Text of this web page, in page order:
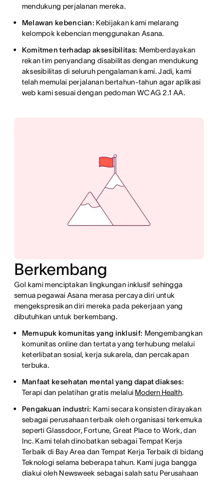
mendukung perjalanan mereka.
Melawan kebencian: Kebijakan kami melarang
kelompok kebencian menggunakan Asana.
Komitmen terhadap aksesibilitas: Memberdayakan
rekan tim penyandang disabilitas dengan mendukung
aksesibilitas di seluruh pengalaman kami. Jadi, kami
telah memulai perjalanan bertahun-tahun agar aplikasi
web kami sesuai dengan pedoman WCAG 2.1 AA.
Berkembang
Gol kami menciptakan lingkungan inklusif sehingga
semua pegawai Asana merasa percaya diri untuk
mengekspresikan diri mereka pada pekerjaan yang
dibutuhkan untuk berkembang.
Memupuk komunitas yang inklusif: Mengembangkan
komunitas online dan tertata yang terhubung melalui
keterlibatan sosial, kerja sukarela, dan percakapan
terbuka.
Manfaat kesehatan mental yang dapat diakses:
Terapi dan pelatihan gratis melalui Modern Health.
Pengakuan industri: Kami secara konsisten dirayakan
sebagai perusahaan terbaik oleh organisasi terkemuka
seperti Glassdoor, Fortune, Great Place to Work, dan
Inc. Kami telah dinobatkan sebagai Tempat Kerja
Terbaik di Bay Area dan Tempat Kerja Terbaik di bidang
Teknologi selama beberapa tahun. Kami juga bangga
diakui oleh Newsweek sebagai salah satu Perusahaan